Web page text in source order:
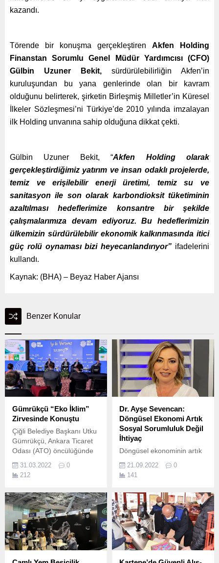
kazandı.
Törende bir konuşma gerçekleştiren Akfen Holding
Finanstan Sorumlu Genel Müdür Yardımcısı (CFO)
Gülbin Uzuner Bekit, sürdürülebilirliğin Akfen’in
kuruluşundan bu yana genlerinde olan bir kavram
olduğunu belirterek, şirketin Birleşmiş Milletler’in Küresel
İlkeler Sözleşmesi’ni Türkiye’de 2010 yılında imzalayan
ilk Holding unvanına sahip olduğuna dikkat çekti.
Gülbin Uzuner Bekit, “Akfen Holding olarak
gerçekleştirdiğimiz yatırım ve insan odaklı projelerde,
temiz ve erişilebilir enerji üretimi, temiz su ve
sanitasyon ile son olarak karbondioksit tüketiminin
azaltılması hedeflerimize konsantre bir şekilde
çalışmalarımıza devam ediyoruz. Bu hedeflerimizin
ülkemizin sürdürülebilir ekonomik kalkınmasında itici
güç rolü oynaması bizi heyecanlandırıyor” ifadelerini
kullandı.
Kaynak: (BHA) – Beyaz Haber Ajansı
Benzer Konular
Gümrükçü “Eko İklim”
Zirvesinde Konuştu
Çiğli Belediye Başkanı Utku
Gümrükçü, Ankara Ticaret
Odası (ATO) öncülüğünde
Zirvesi’nde Çiğli
Belediyesi’nin iklim
konusundaki çalışmaları
hakkında bilgi verdi.
31.03.2022
0
212
Dr. Ayşe Sevencan:
Döngüsel Ekonomi Artık
Sosyal Sorumluluk Değil
İhtiyaç
Döngüsel ekonominin artık
çıktığını ve elzem olduğunu
belirten Dr.
21.09.2022
0
141